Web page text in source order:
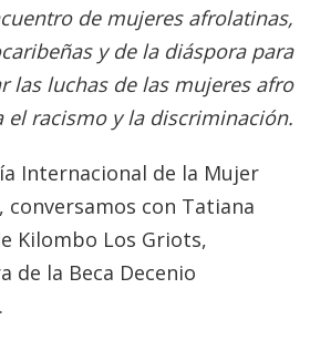
de mujeres afrolatinas,
y de la diáspora para
las luchas de las mujeres afro
el racismo y la discriminación.
Internacional de la Mujer
conversamos con Tatiana
Kilombo Los Griots,
de la Beca Decenio